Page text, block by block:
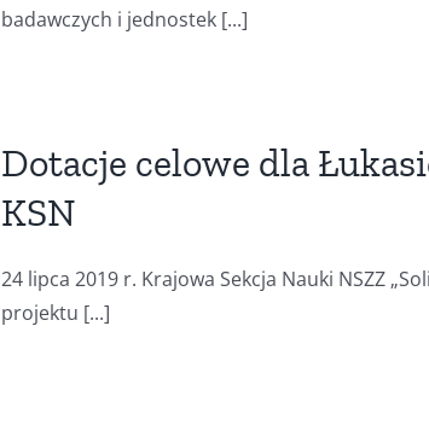
badawczych i jednostek [...]
Dotacje celowe dla
KSN
24 lipca 2019 r. Krajowa Sekcja Nauki NSZZ
projektu [...]